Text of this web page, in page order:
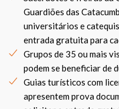
Guardiões das
universitários e
entrada gratuita para
Grupos de 35 ou mais
podem se beneficiar de
Guias turísticos com
apresentem prova